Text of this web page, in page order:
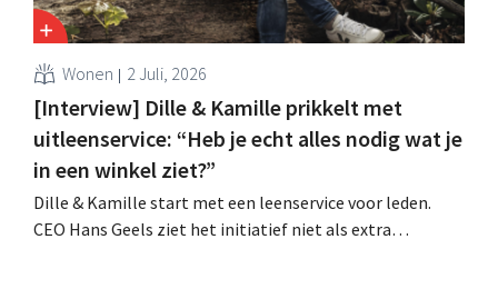
Wonen 2 Juli, 2026
[Interview] Dille & Kamille prikkelt met
uitleenservice: “Heb je echt alles nodig wat je
in een winkel ziet?”
Dille & Kamille start met een leenservice voor leden.
CEO Hans Geels ziet het initiatief niet als extra